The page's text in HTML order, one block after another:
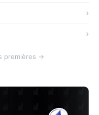
premières →